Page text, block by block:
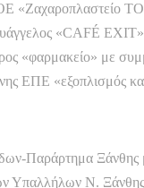
«Ζαχαροπλαστείο
«CAFÉ
«φαρμακείο» με
ΕΠΕ «εξοπλισμός
Παράρτημα Ξάνθης
Υπαλλήλων Ν.